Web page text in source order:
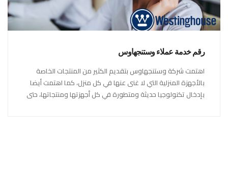
رقم خدمة عملاء وستنجهاوس
اهتمت شركة وستنجهاوس بتقديم الكثير من المنتجات الخاصة
بالأجهزة المنزلية التي لا غنى عنها في كل منزل، كما اهتمت أيضا
بإدخال تكنولوجيا حديثة ومتطورة في كل أجهزتها ومنتجاتها، حتى